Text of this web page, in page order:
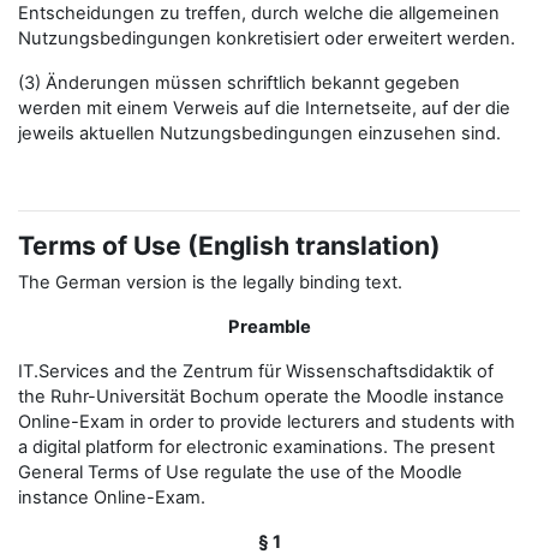
Entscheidungen zu treffen, durch welche die allgemeinen
Nutzungsbedingungen konkretisiert oder erweitert werden.
(3) Änderungen müssen schriftlich bekannt gegeben
werden mit einem Verweis auf die Internetseite, auf der die
jeweils aktuellen Nutzungsbedingungen einzusehen sind.
Terms of Use (English translation)
The German version is the legally binding text.
Preamble
IT.Services and the Zentrum für Wissenschaftsdidaktik of
the Ruhr-Universität Bochum operate the Moodle instance
Online-Exam in order to provide lecturers and students with
a digital platform for electronic examinations. The present
General Terms of Use regulate the use of the Moodle
instance Online-Exam.
§ 1